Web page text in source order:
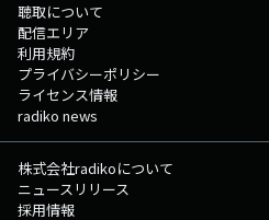
聴取について
配信エリア
利用規約
プライバシーポリシー
ライセンス情報
radiko news
株式会社radikoについて
ニュースリリース
採用情報